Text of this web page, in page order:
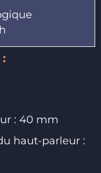
: 40 mm
haut-parleur :